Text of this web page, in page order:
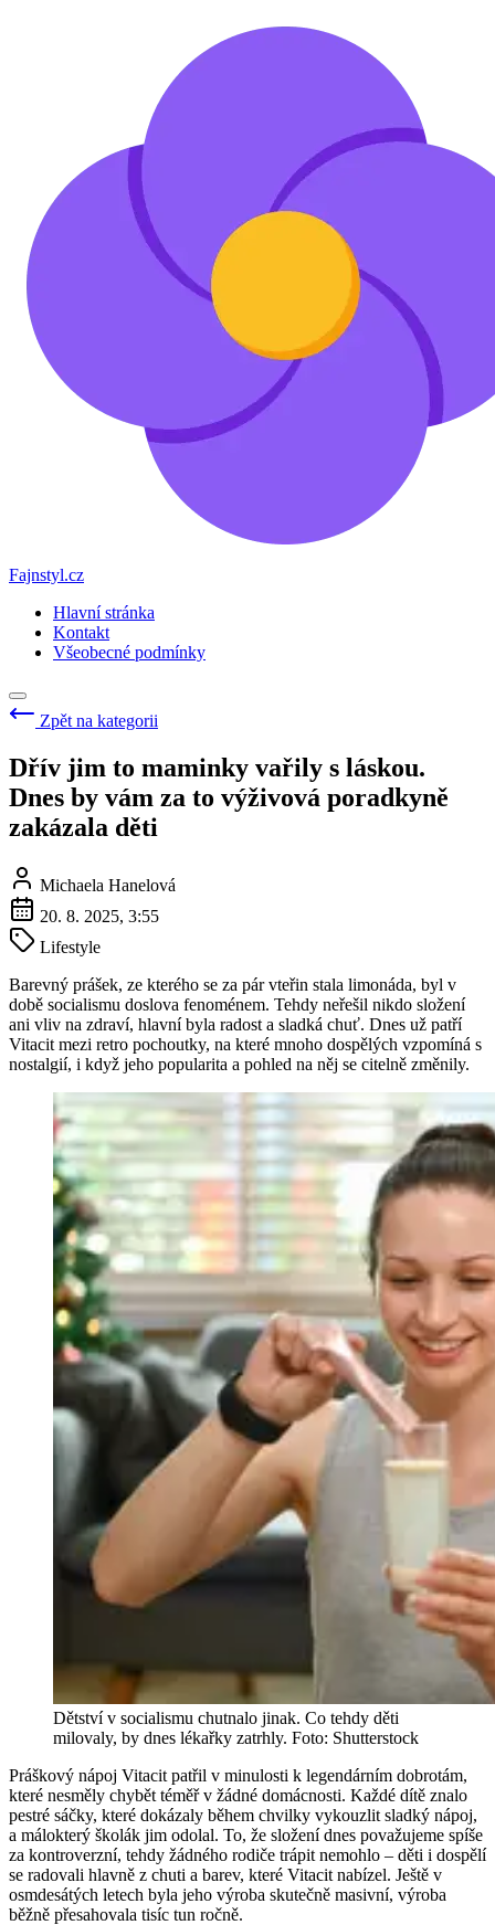
Fajnstyl.cz
Hlavní stránka
Kontakt
Všeobecné podmínky
Zpět na kategorii
Dřív jim to maminky vařily s láskou.
Dnes by vám za to výživová poradkyně
zakázala děti
Michaela Hanelová
20. 8. 2025, 3:55
Lifestyle
Barevný prášek, ze kterého se za pár vteřin stala limonáda, byl v
době socialismu doslova fenoménem. Tehdy neřešil nikdo složení
ani vliv na zdraví, hlavní byla radost a sladká chuť. Dnes už patří
Vitacit mezi retro pochoutky, na které mnoho dospělých vzpomíná s
nostalgií, i když jeho popularita a pohled na něj se citelně změnily.
Dětství v socialismu chutnalo jinak. Co tehdy děti
milovaly, by dnes lékařky zatrhly. Foto: Shutterstock
Práškový nápoj Vitacit patřil v minulosti k legendárním dobrotám,
které nesměly chybět téměř v žádné domácnosti. Každé dítě znalo
pestré sáčky, které dokázaly během chvilky vykouzlit sladký nápoj,
a málokterý školák jim odolal. To, že složení dnes považujeme spíše
za kontroverzní, tehdy žádného rodiče trápit nemohlo – děti i dospělí
se radovali hlavně z chuti a barev, které Vitacit nabízel. Ještě v
osmdesátých letech byla jeho výroba skutečně masivní, výroba
běžně přesahovala tisíc tun ročně.